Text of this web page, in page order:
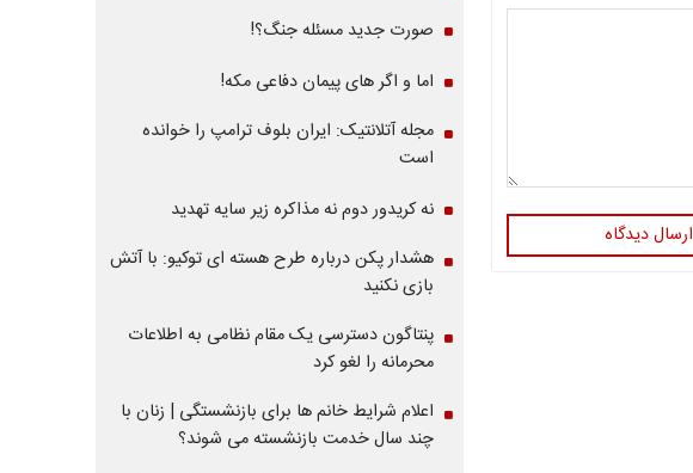
ارسال دیدگاه
صورت جدید مسئله جنگ؟!
اما و اگر های پیمان دفاعی مکه!
مجله آتلانتیک: ایران بلوف ترامپ را خوانده
است
نه کریدور دوم نه مذاکره زیر سایه تهدید
هشدار پکن درباره طرح هسته ای توکیو: با آتش
بازی نکنید
پنتاگون دسترسی یک مقام نظامی به اطلاعات
محرمانه را لغو کرد
اعلام شرایط خانم ها برای بازنشستگی | زنان با
چند سال خدمت بازنشسته می شوند؟